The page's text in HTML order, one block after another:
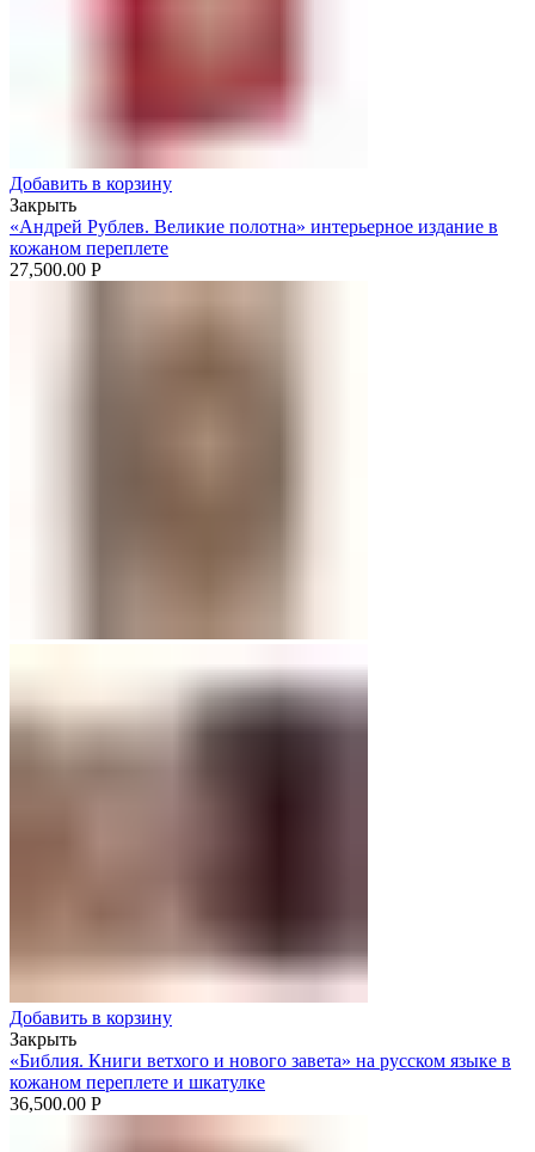
Добавить в корзину
Закрыть
«Андрей Рублев. Великие полотна» интерьерное издание в
кожаном переплете
27,500.00 Р
Добавить в корзину
Закрыть
«Библия. Книги ветхого и нового завета» на русском языке в
кожаном переплете и шкатулке
36,500.00 Р